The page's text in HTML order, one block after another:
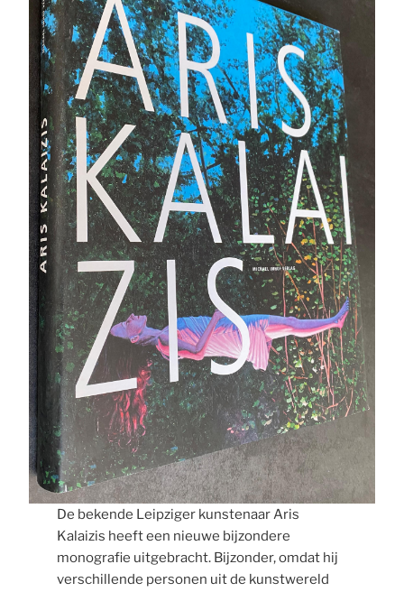
De bekende Leipziger kunstenaar Aris
Kalaizis heeft een nieuwe bijzondere
monografie uitgebracht. Bijzonder, omdat hij
verschillende personen uit de kunstwereld